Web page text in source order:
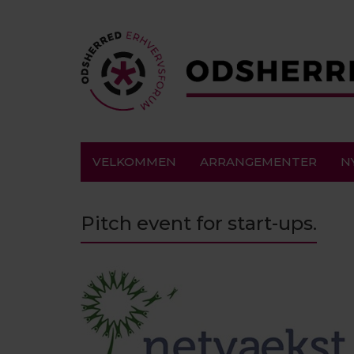
VELKOMMEN ARRANGEMENTER
Pitch event for start-ups.